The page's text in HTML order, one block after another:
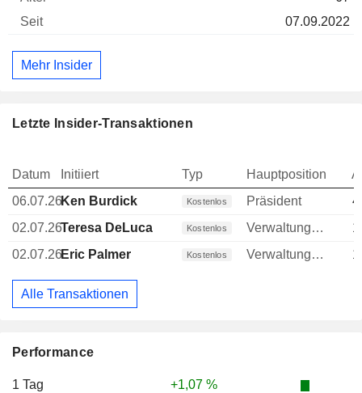
Performance
1 Tag
+1,07 %
07.09.2022
Mehr Insider
Letzte Insider-Transaktionen
Datum Initiiert Typ Hauptposition
06.07.26Ken Burdick Kostenlos Präsident
02.07.26Teresa DeLuca Kostenlos Verwaltungsratsmitglied
02.07.26Eric Palmer Kostenlos Verwaltungsratsmitglied
Alle Transaktionen